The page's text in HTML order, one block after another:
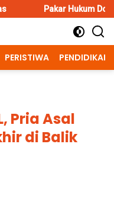
Dorong Polri Tindak
PERISTIWA PENDIDIKAN
Pria Asal
di Balik